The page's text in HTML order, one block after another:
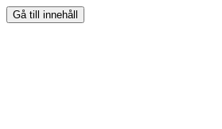
Gå till innehåll